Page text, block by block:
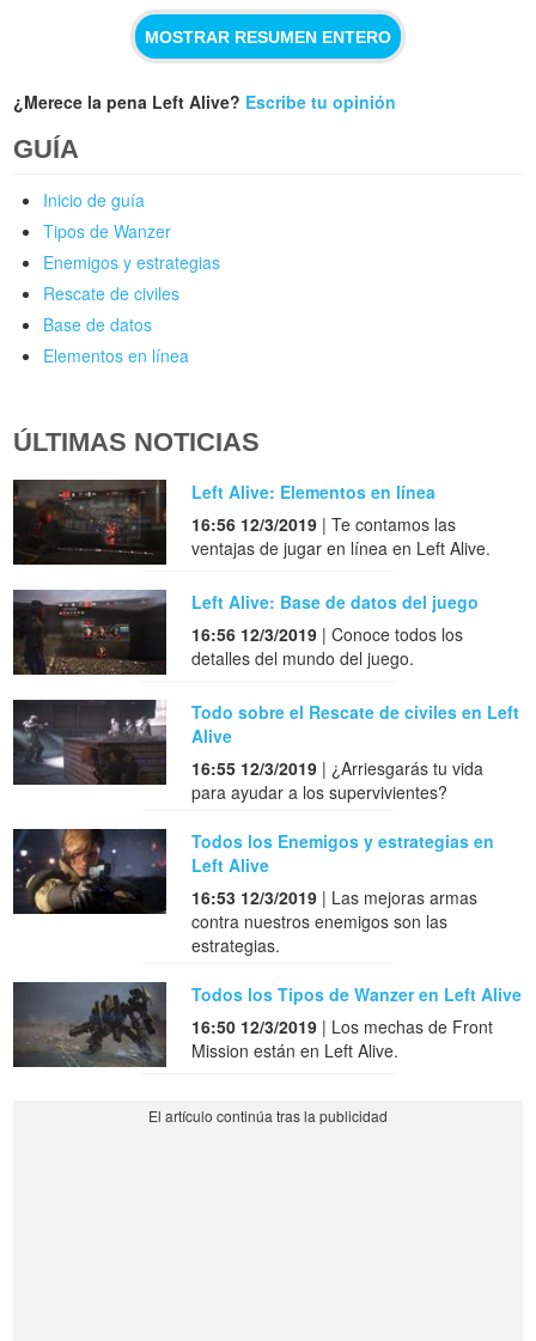
MOSTRAR RESUMEN ENTERO
¿Merece la pena Left Alive? Escribe tu opinión
GUÍA
Inicio de guía
Tipos de Wanzer
Enemigos y estrategias
Rescate de civiles
Base de datos
Elementos en línea
ÚLTIMAS NOTICIAS
Left Alive: Elementos en línea
16:56 12/3/2019 | Te contamos las
ventajas de jugar en línea en Left Alive.
Left Alive: Base de datos del juego
16:56 12/3/2019 | Conoce todos los
detalles del mundo del juego.
Todo sobre el Rescate de civiles en Left
Alive
16:55 12/3/2019 | ¿Arriesgarás tu vida
para ayudar a los supervivientes?
Todos los Enemigos y estrategias en
Left Alive
16:53 12/3/2019 | Las mejoras armas
contra nuestros enemigos son las
estrategias.
Todos los Tipos de Wanzer en Left Alive
16:50 12/3/2019 | Los mechas de Front
Mission están en Left Alive.